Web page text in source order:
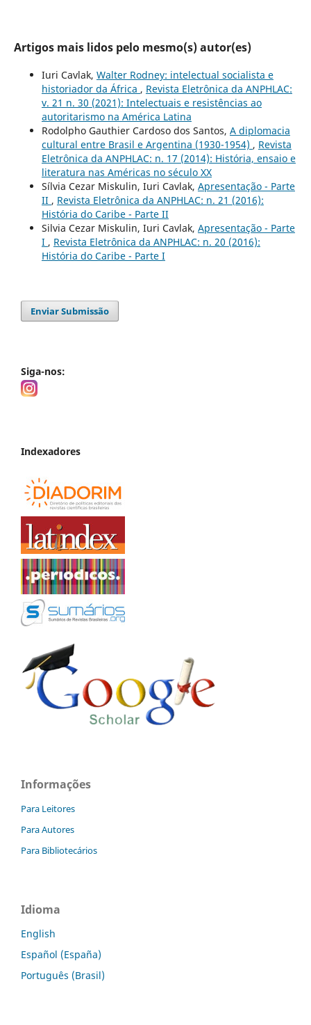
Artigos mais lidos pelo mesmo(s) autor(es)
Iuri Cavlak, Walter Rodney: intelectual socialista e
historiador da África , Revista Eletrônica da ANPHLAC:
v. 21 n. 30 (2021): Intelectuais e resistências ao
autoritarismo na América Latina
Rodolpho Gauthier Cardoso dos Santos, A diplomacia
cultural entre Brasil e Argentina (1930-1954) , Revista
Eletrônica da ANPHLAC: n. 17 (2014): História, ensaio e
literatura nas Américas no século XX
Sílvia Cezar Miskulin, Iuri Cavlak, Apresentação - Parte
II , Revista Eletrônica da ANPHLAC: n. 21 (2016):
História do Caribe - Parte II
Silvia Cezar Miskulin, Iuri Cavlak, Apresentação - Parte
I , Revista Eletrônica da ANPHLAC: n. 20 (2016):
História do Caribe - Parte I
Enviar Submissão
Siga-nos:
Indexadores
Informações
Para Leitores
Para Autores
Para Bibliotecários
Idioma
English
Español (España)
Português (Brasil)